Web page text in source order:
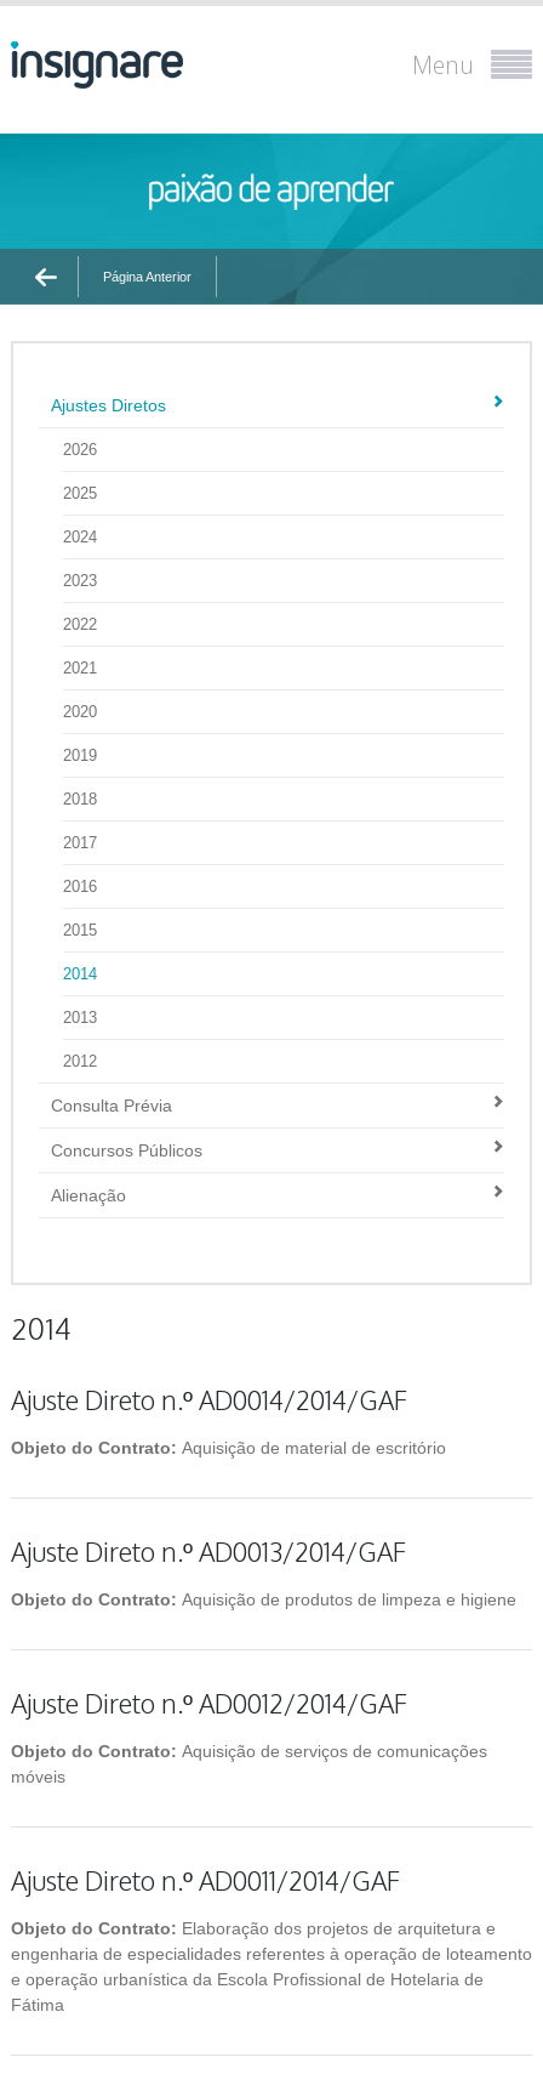
Menu
Página Anterior
Ajustes Diretos
2026
2025
2024
2023
2022
2021
2020
2019
2018
2017
2016
2015
2014
2013
2012
Consulta Prévia
Concursos Públicos
Alienação
2014
Ajuste Direto n.º AD0014/2014/GAF
Objeto do Contrato: Aquisição de material de escritório
Ajuste Direto n.º AD0013/2014/GAF
Objeto do Contrato: Aquisição de produtos de limpeza e higiene
Ajuste Direto n.º AD0012/2014/GAF
Objeto do Contrato: Aquisição de serviços de comunicações
móveis
Ajuste Direto n.º AD0011/2014/GAF
Objeto do Contrato: Elaboração dos projetos de arquitetura e
engenharia de especialidades referentes à operação de loteamento
e operação urbanística da Escola Profissional de Hotelaria de
Fátima